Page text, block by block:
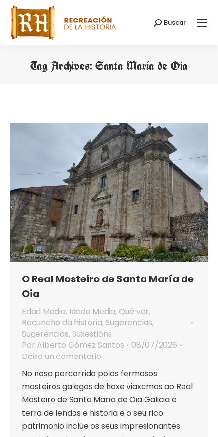
Search:
Buscar
Tag Archives:Santa María de Oia
O Real Mosteiro de Santa María de
Oia
Edad Media, Idade Media, Qué ver,
Recuncho da historia, Sugerencias,
Sugerencias, Suxestións
Por Alberto Gómez Santos
08/07/2026
Deixa un comentario
No noso percorrido polos fermosos
mosteiros galegos de hoxe viaxamos ao Real
Mosteiro de Santa María de Oia Galicia é
terra de lendas e historia e o seu rico
patrimonio inclúe os seus impresionantes